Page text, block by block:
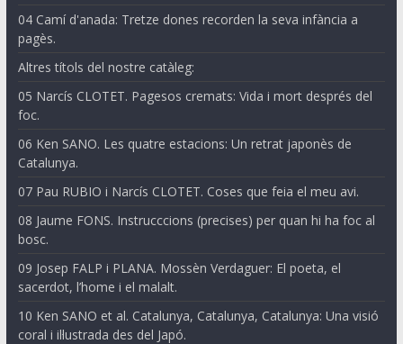
04 Camí d'anada: Tretze dones recorden la seva infància a
pagès.
Altres títols del nostre catàleg:
05 Narcís CLOTET. Pagesos cremats: Vida i mort després del
foc.
06 Ken SANO. Les quatre estacions: Un retrat japonès de
Catalunya.
07 Pau RUBIO i Narcís CLOTET. Coses que feia el meu avi.
08 Jaume FONS. Instrucccions (precises) per quan hi ha foc al
bosc.
09 Josep FALP i PLANA. Mossèn Verdaguer: El poeta, el
sacerdot, l’home i el malalt.
10 Ken SANO et al. Catalunya, Catalunya, Catalunya: Una visió
coral i il·lustrada des del Japó.